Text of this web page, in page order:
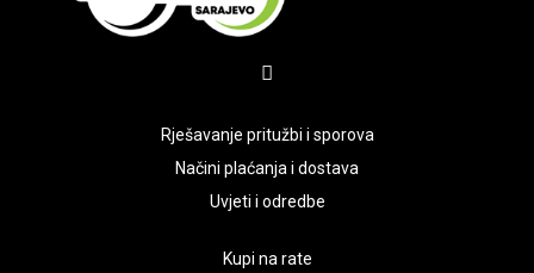
Rješavanje pritužbi i sporova
Načini plaćanja i dostava
Uvjeti i odredbe
Kupi na rate